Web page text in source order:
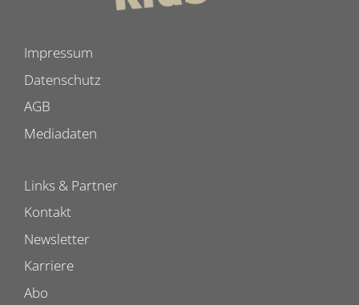
Impressum
Datenschutz
AGB
Mediadaten
Links & Partner
Kontakt
Newsletter
Karriere
Abo